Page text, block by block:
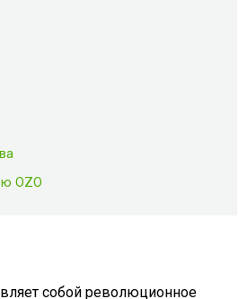
OZO
собой революционное